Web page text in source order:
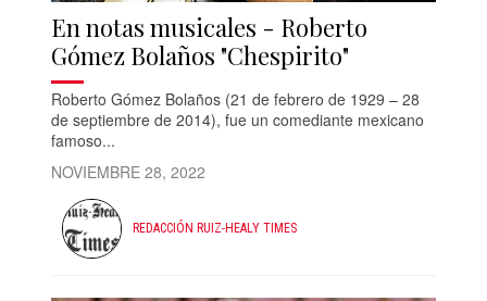
En notas musicales - Roberto
Gómez Bolaños "Chespirito"
Roberto Gómez Bolaños (21 de febrero de 1929 – 28
de septiembre de 2014), fue un comediante mexicano
famoso...
NOVIEMBRE 28, 2022
REDACCIÓN RUIZ-HEALY TIMES